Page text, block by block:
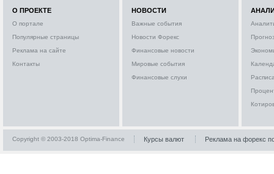
О ПРОЕКТЕ
О портале
Популярные страницы
Реклама на сайте
Контакты
НОВОСТИ
Важные события
Новости Форекс
Финансовые новости
Мировые события
Финансовые слухи
Copyright © 2003-2018 Optima-Finance Курсы валют Реклама на форекс